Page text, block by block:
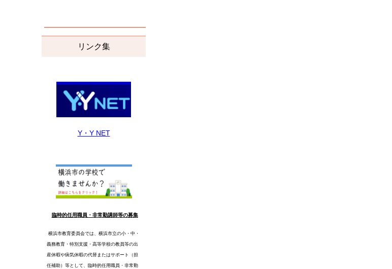
リンク集
Y・Y NET
臨時的任用職員・非常勤講師等の募集
横浜市教育委員会では、横浜市立の小・中・
義務教育・特別支援・高等学校の教員等の出
産休暇や病気休暇の代替またはサポート（担
任補助）等として、臨時的任用職員・非常勤